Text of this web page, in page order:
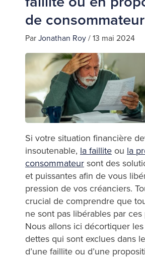
de consommateur
Par Jonathan Roy / 13 mai 2024
Si votre situation financière
insoutenable, la faillite ou la
consommateur sont des
et puissantes afin de vous
pression de vos créanciers.
crucial de comprendre que
ne sont pas libérables par ces
Nous allons ici décortiquer
dettes qui sont exclues dans
d’une faillite ou d’une